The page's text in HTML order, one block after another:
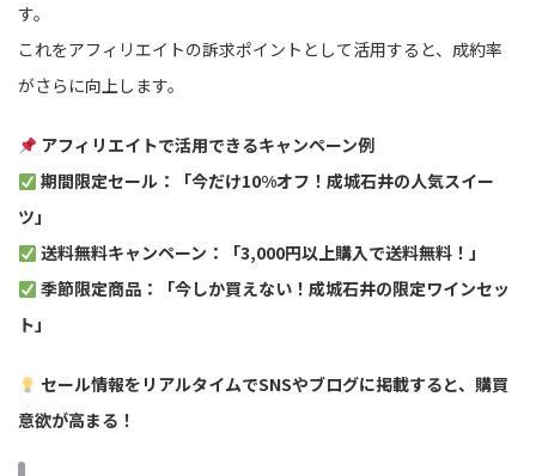
す。
これをアフィリエイトの訴求ポイントとして活用すると、成約率
がさらに向上します。
アフィリエイトで活用できるキャンペーン例
期間限定セール：「今だけ10%オフ！成城石井の人気スイー
ツ」
送料無料キャンペーン：「3,000円以上購入で送料無料！」
季節限定商品：「今しか買えない！成城石井の限定ワインセッ
ト」
セール情報をリアルタイムでSNSやブログに掲載すると、購買
意欲が高まる！